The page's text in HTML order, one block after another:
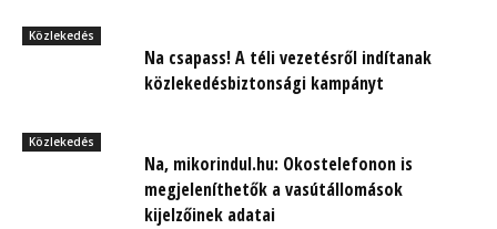
Közlekedés
Na csapass! A téli vezetésről indítanak
közlekedésbiztonsági kampányt
Közlekedés
Na, mikorindul.hu: Okostelefonon is
megjeleníthetők a vasútállomások
kijelzőinek adatai